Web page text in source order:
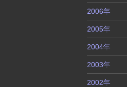
2006年
2005年
2004年
2003年
2002年